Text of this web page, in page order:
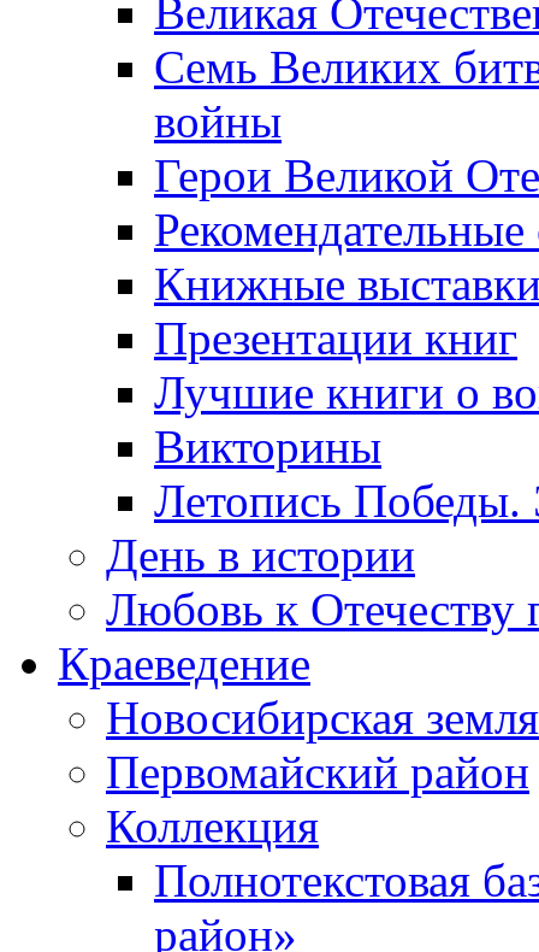
Великая
Семь Великих
войны
Герои Великой
Рекомендательные
Книжные
Презентации книг
Лучшие книги о
Викторины
Летопись Победы.
День в истории
Любовь к Отечеству
Краеведение
Новосибирская земля
Первомайский район
Коллекция
Полнотекстовая
район»